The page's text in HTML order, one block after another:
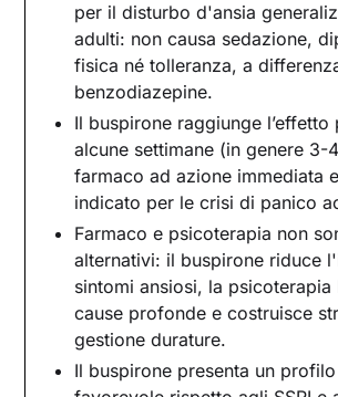
Interazioni con altri farmaci
Avvertenze e precauzioni d'uso
Buspar e psicoterapia: due
percorso di cura
per il disturbo d'ansia
adulti: non causa sedazione,
fisica né tolleranza, a
benzodiazepine.
Il buspirone raggiunge l’effetto
alcune settimane (in genere 3-
farmaco ad azione immediata
indicato per le crisi di panico
Farmaco e psicoterapia non
alternativi: il buspirone riduce
sintomi ansiosi, la psicoterapia
cause profonde e costruisce
gestione durature.
Il buspirone presenta un